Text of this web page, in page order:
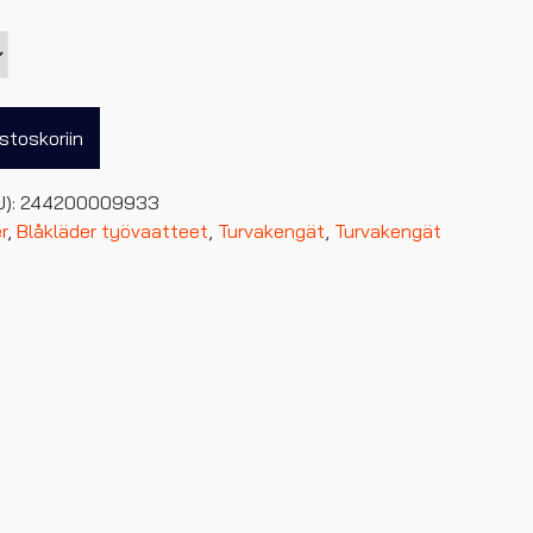
244200009933
, Blåkläder työvaatteet Turvakengät Turvakengät